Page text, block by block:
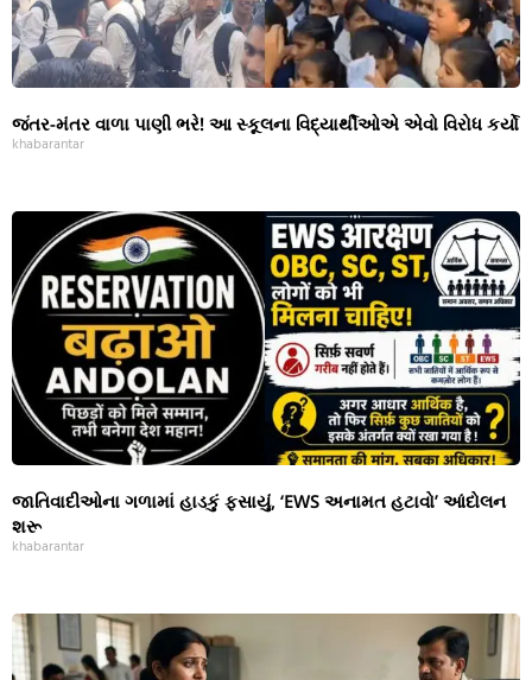
જંતર-મંતર વાળા પાણી ભરે! આ સ્કૂલના વિદ્યાર્થીઓએ એવો વિરોધ કર્યો
khabarantar
જાતિવાદીઓના ગળામાં હાડકું ફસાયું, ‘EWS અનામત હટાવો’ આંદોલન
શરૂ
khabarantar